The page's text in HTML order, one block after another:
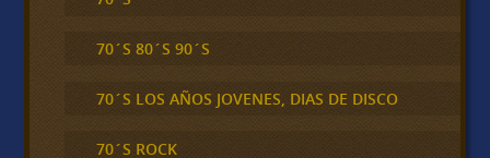
70´S 80´S 90´S
70´S LOS AÑOS JOVENES, DIAS DE DISCO
70´S ROCK